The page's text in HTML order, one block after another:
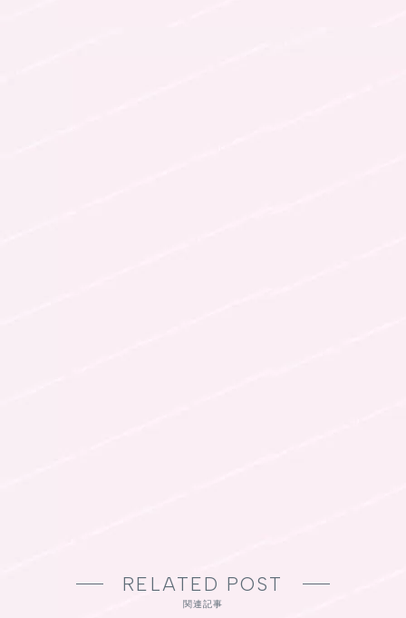
RELATED POST
関連記事